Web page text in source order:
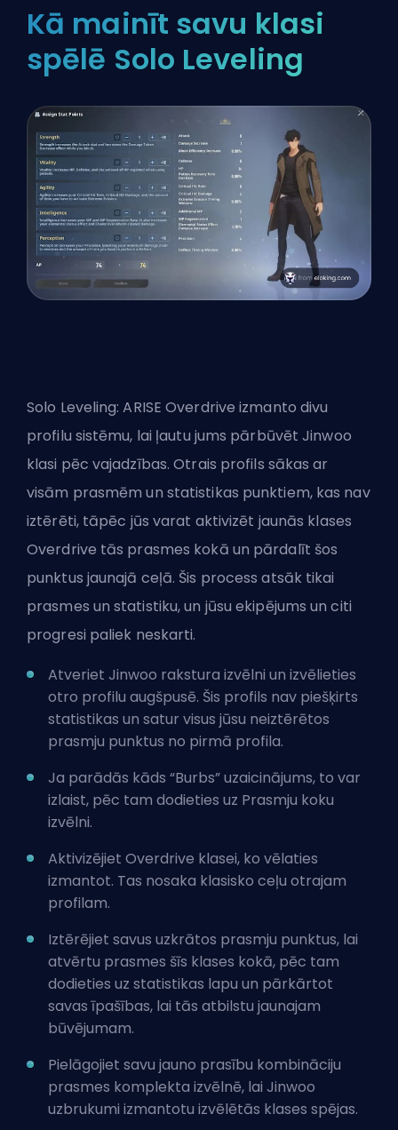
Kā mainīt savu klasi
spēlē Solo Leveling
Solo Leveling: ARISE Overdrive izmanto divu
profilu sistēmu, lai ļautu jums pārbūvēt Jinwoo
klasi pēc vajadzības. Otrais profils sākas ar
visām prasmēm un statistikas punktiem, kas nav
iztērēti, tāpēc jūs varat aktivizēt jaunās klases
Overdrive tās prasmes kokā un pārdalīt šos
punktus jaunajā ceļā. Šis process atsāk tikai
prasmes un statistiku, un jūsu ekipējums un citi
progresi paliek neskarti.
Atveriet Jinwoo rakstura izvēlni un izvēlieties
otro profilu augšpusē. Šis profils nav piešķirts
statistikas un satur visus jūsu neiztērētos
prasmju punktus no pirmā profila.
Ja parādās kāds “Burbs” uzaicinājums, to var
izlaist, pēc tam dodieties uz Prasmju koku
izvēlni.
Aktivizējiet Overdrive klasei, ko vēlaties
izmantot. Tas nosaka klasisko ceļu otrajam
profilam.
Iztērējiet savus uzkrātos prasmju punktus, lai
atvērtu prasmes šīs klases kokā, pēc tam
dodieties uz statistikas lapu un pārkārtot
savas īpašības, lai tās atbilstu jaunajam
būvējumam.
Pielāgojiet savu jauno prasību kombināciju
prasmes komplekta izvēlnē, lai Jinwoo
uzbrukumi izmantotu izvēlētās klases spējas.